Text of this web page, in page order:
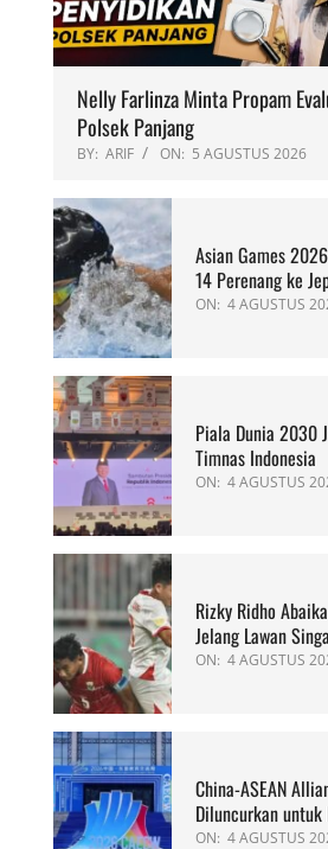
Nelly Farlinza Minta Propam
Polsek Panjang
BY: ARIF ON: 5 AGUSTUS 2026
Asian Games
14 Perenang ke
ON: 4 AGUSTUS
Piala Dunia 2030
Timnas Indonesia
ON: 4 AGUSTUS
Rizky Ridho
Jelang Lawan
ON: 4 AGUSTUS
China-ASEAN
Diluncurkan
ON: 4 AGUSTUS